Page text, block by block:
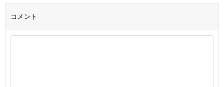
コメント